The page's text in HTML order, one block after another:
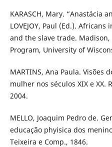
KARASCH, Mary. “Anastácia
LOVEJOY, Paul (Ed.).
and the slave trade.
Program, University of
MARTINS, Ana Paula. Visões
mulher nos séculos XIX e XX.
2004.
MELLO, Joaquim Pedro de.
educação phyisica dos
Teixeira e Comp., 1846.